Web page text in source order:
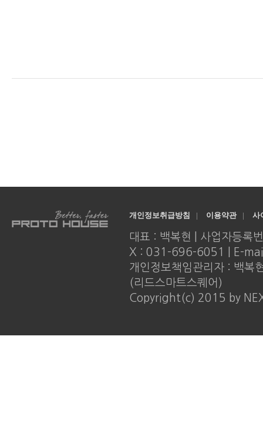
개인정보취급방침 | 이용약관 | 사
대표 : 백복현 | 사업자등
X : 031-696-6051 | E-
개인정보책임관리자 : 백복
(리드스마트스퀘어)
Copyright(c) 2015 by